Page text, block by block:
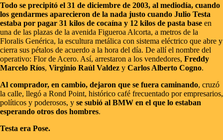
Todo se precipitó el 31 de diciembre de 2003, al mediodía, cuando
los gendarmes aparecieron de la nada justo cuando Julio Testa
estaba por pagar 31 kilos de cocaína y 12 kilos de pasta base en
una de las plazas de la avenida Figueroa Alcorta, a metros de la
Floralis Genérica, la escultura metálica con sistema eléctrico que abre y
cierra sus pétalos de acuerdo a la hora del día. De allí el nombre del
operativo: Flor de Acero. Así, arrestaron a los vendedores, Freddy
Marcelo Ríos, Virginio Raúl Valdez y Carlos Alberto Cogno.
Al comprador, en cambio, dejaron que se fuera caminando, cruzó
la calle, llegó a Rond Point, histórico café frecuentado por empresarios,
políticos y poderosos, y se subió al BMW en el que lo estaban
esperando otros dos hombres.
Testa era Pose.